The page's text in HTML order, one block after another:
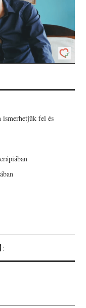
ismerhetjük fel és